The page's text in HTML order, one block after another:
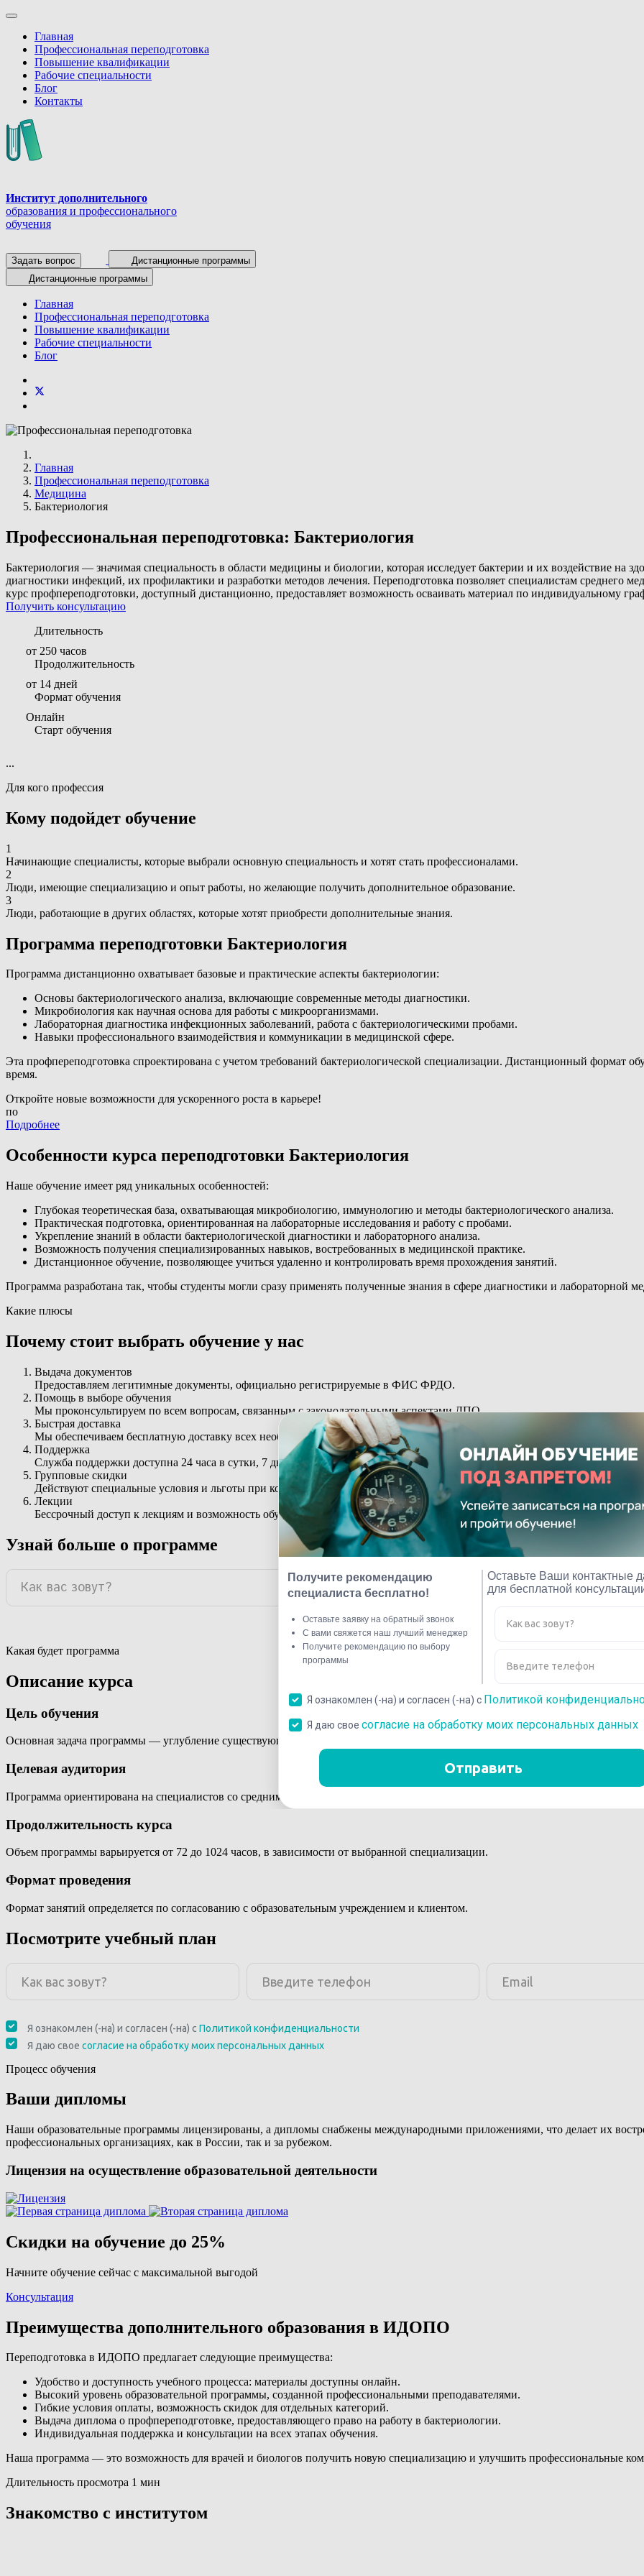
Главная
Профессиональная переподготовка
Повышение квалификации
Рабочие специальности
Блог
Контакты
Институт дополнительного
образования и профессионального
обучения
Задать вопрос
Дистанционные программы
Дистанционные программы
Главная
Профессиональная переподготовка
Повышение квалификации
Рабочие специальности
Блог
Главная
Профессиональная переподготовка
Медицина
Бактериология
Профессиональная переподготовка: Бактериология
Бактериология — значимая специальность в области медицины и биологии, которая исследует бактерии и их воздействие на
диагностики инфекций, их профилактики и разработки методов лечения. Переподготовка позволяет специалистам среднего
курс профпереподготовки, доступный дистанционно, предоставляет возможность осваивать материал по индивидуальному
Получить консультацию
Длительность
от 250 часов
Продолжительность
от 14 дней
Формат обучения
Онлайн
Старт обучения
...
Для кого профессия
Кому подойдет обучение
1
Начинающие специалисты, которые выбрали основную специальность и хотят стать профессионалами.
2
Люди, имеющие специализацию и опыт работы, но желающие получить дополнительное образование.
3
Люди, работающие в других областях, которые хотят приобрести дополнительные знания.
Программа переподготовки Бактериология
Программа дистанционно охватывает базовые и практические аспекты бактериологии:
Основы бактериологического анализа, включающие современные методы диагностики.
Микробиология как научная основа для работы с микроорганизмами.
Лабораторная диагностика инфекционных заболеваний, работа с бактериологическими пробами.
Навыки профессионального взаимодействия и коммуникации в медицинской сфере.
Эта профпереподготовка спроектирована с учетом требований бактериологической специализации. Дистанционный формат
время.
Откройте новые возможности для ускоренного роста в карьере!
по
Подробнее
Особенности курса переподготовки Бактериология
Наше обучение имеет ряд уникальных особенностей:
Глубокая теоретическая база, охватывающая микробиологию, иммунологию и методы бактериологического анализа.
Практическая подготовка, ориентированная на лабораторные исследования и работу с пробами.
Укрепление знаний в области бактериологической диагностики и лабораторного анализа.
Возможность получения специализированных навыков, востребованных в медицинской практике.
Дистанционное обучение, позволяющее учиться удаленно и контролировать время прохождения занятий.
Программа разработана так, чтобы студенты могли сразу применять полученные знания в сфере диагностики и лабораторной
Какие плюсы
Почему стоит выбрать обучение у нас
Выдача документов
Предоставляем легитимные документы, официально регистрируемые в ФИС ФРДО.
Помощь в выборе обучения
Мы проконсультируем по всем вопросам, связанным с законодательными аспектами ДПО.
Быстрая доставка
Мы обеспечиваем бесплатную доставку всех необходимых материалов и документов.
Поддержка
Служба поддержки доступна 24 часа в сутки, 7 дней в неделю. Получите консультацию или задайте вопрос.
Групповые скидки
Действуют специальные условия и льготы при коллективном обучении.
Лекции
Бессрочный доступ к лекциям и возможность обучаться с любого устройства.
Узнай больше о программе
Какая будет программа
Описание курса
Цель обучения
Основная задача программы — углубление существующих знаний и овладение передовыми методами для решения
Целевая аудитория
Программа ориентирована на специалистов со средним профессиональным или высшим образованием.
Продолжительность курса
Объем программы варьируется от 72 до 1024 часов, в зависимости от выбранной специализации.
Формат проведения
Формат занятий определяется по согласованию с образовательным учреждением и клиентом.
Посмотрите учебный план
Процесс обучения
Ваши дипломы
Наши образовательные программы лицензированы, а дипломы снабжены международными приложениями, что делает их
профессиональных организациях, как в России, так и за рубежом.
Лицензия на осуществление образовательной деятельности
Скидки на обучение до 25%
Начните обучение сейчас с максимальной выгодой
Консультация
Преимущества дополнительного образования в ИДОПО
Переподготовка в ИДОПО предлагает следующие преимущества:
Удобство и доступность учебного процесса: материалы доступны онлайн.
Высокий уровень образовательной программы, созданной профессиональными преподавателями.
Гибкие условия оплаты, возможность скидок для отдельных категорий.
Выдача диплома о профпереподготовке, предоставляющего право на работу в бактериологии.
Индивидуальная поддержка и консультации на всех этапах обучения.
Наша программа — это возможность для врачей и биологов получить новую специализацию и улучшить профессиональные
Длительность просмотра 1 мин
Знакомство с институтом